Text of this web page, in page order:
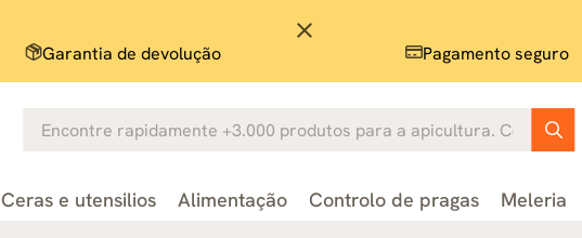
close
Garantia de devolução Pagamento seguro
Ceras e utensilios Alimentação Controlo de pragas Meleria